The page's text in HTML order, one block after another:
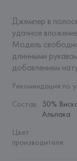
Джемпер в
удачное
Модель
длинными
добавлением
Рекомендация по
Состав: 50%
Альпака
Цвет
производителя: